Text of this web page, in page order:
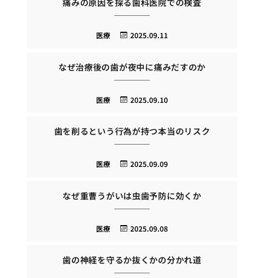
2025.09.11
医療
なぜ治療後の歯が夜中に痛みだすのか
2025.09.10
医療
歯を削るという行為が持つ本当のリスク
2025.09.09
医療
なぜ重曹うがいは虫歯予防に効くか
2025.09.08
医療
歯の神経を守るか抜くかの分かれ道